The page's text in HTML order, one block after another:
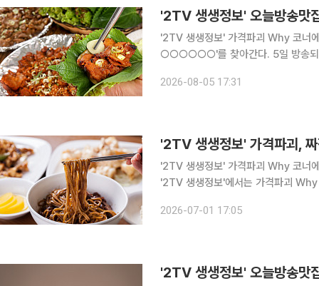
'2TV 생생정보' 가격파괴 Why 코너
○○○○○○'를 찾아간다. 5일 방송되는 KBS2 '2TV 생생정보'에서는 가격파괴 Why 코너를 통해
으로 알려진 이곳에서는 저렴한 가격
2026-08-05 17:31
'2TV 생생정보' 가격파괴,
'2TV 생생정보' 가격파괴 Why 코너에서 짜장
'2TV 생생정보'에서는 가격파괴 Why
2026-07-01 17:05